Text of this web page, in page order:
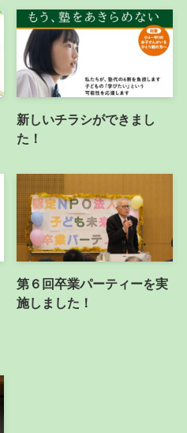
新しいチラシができまし
た！
第６回卒業パーティーを実
施しました！